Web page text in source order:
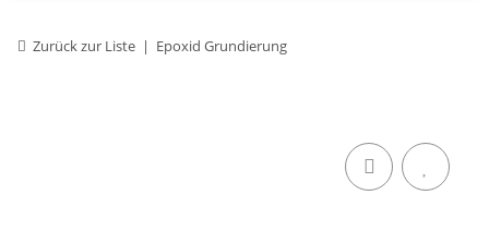
Zurück zur Liste Epoxid Grundierung